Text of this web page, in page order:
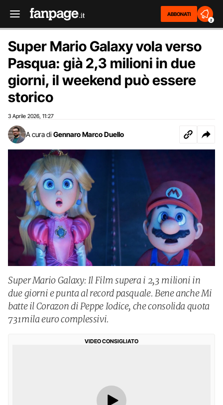
ABBONATI
2
Super Mario Galaxy vola verso
Pasqua: già 2,3 milioni in due
giorni, il weekend può essere
storico
3 Aprile 2026 11:27
A cura di Gennaro Marco Duello
Super Mario Galaxy: Il Film supera i 2,3 milioni in
due giorni e punta al record pasquale. Bene anche Mi
batte il Corazon di Peppe Iodice, che consolida quota
731mila euro complessivi.
VIDEO CONSIGLIATO